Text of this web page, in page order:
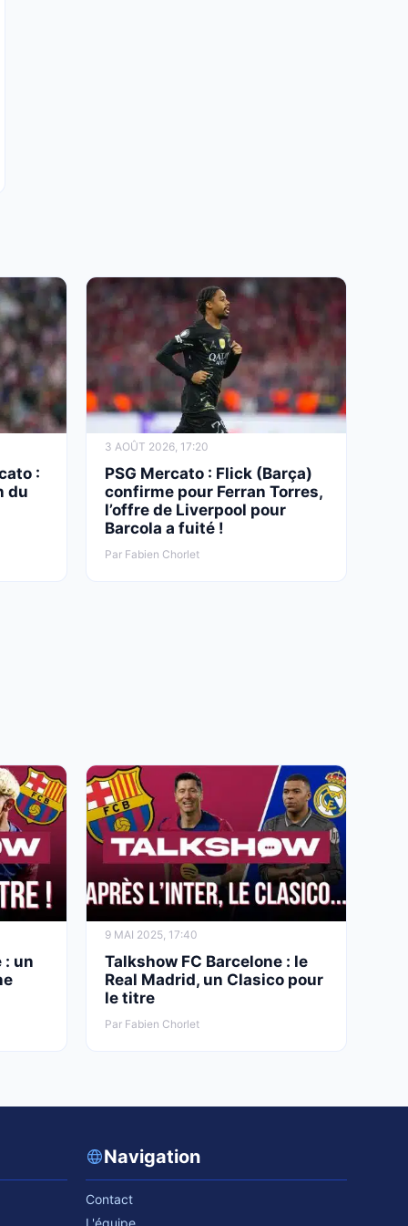
:
du
3 AOÛT 2026, 17:20
PSG Mercato : Flick (Barça)
confirme pour Ferran Torres,
l’offre de Liverpool pour
Barcola a fuité !
Par Fabien Chorlet
: un
9 MAI 2025, 17:40
Talkshow FC Barcelone : le
Real Madrid, un Clasico pour
le titre
Par Fabien Chorlet
Navigation
Contact